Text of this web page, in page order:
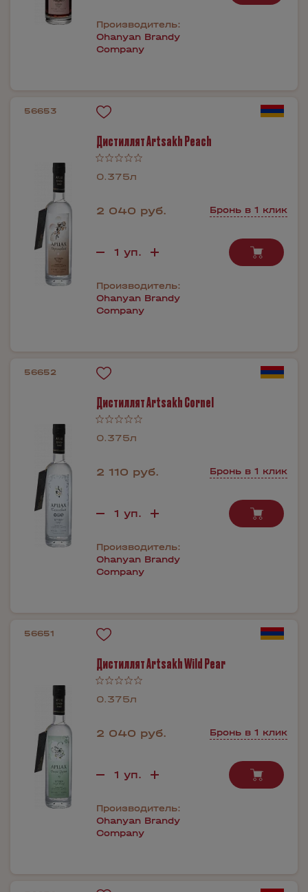
Производитель:
Ohanyan Brandy
Company
56653
Дистиллят Artsakh Peach
0.375л
2 040 руб. Бронь в 1 клик
Производитель:
Ohanyan Brandy
Company
56652
Дистиллят Artsakh Cornel
0.375л
2 110 руб. Бронь в 1 клик
Производитель:
Ohanyan Brandy
Company
56651
Дистиллят Artsakh Wild Pear
0.375л
2 040 руб. Бронь в 1 клик
Производитель:
Ohanyan Brandy
Company